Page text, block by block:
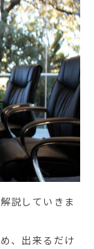
説していきま
、出来るだけ